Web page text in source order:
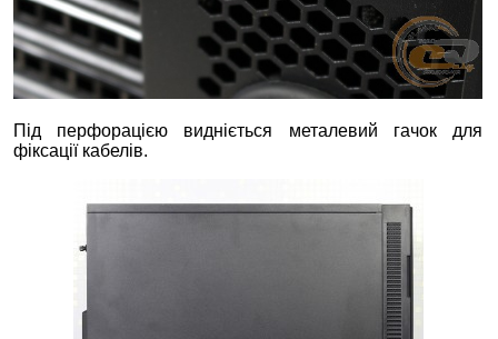
Під перфорацією видніється металевий гачок для
фіксації кабелів.